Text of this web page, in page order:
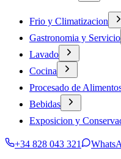
Frio y Climatizacion
Gastronomia y Servicio
Lavado
Cocina
Procesado de
Bebidas
Exposicion y
+34 828 043 321